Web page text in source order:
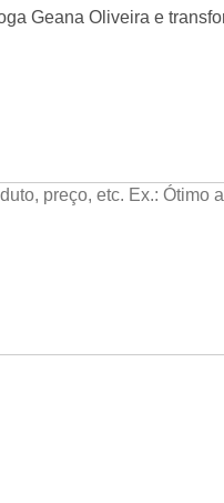
Geana Oliveira e